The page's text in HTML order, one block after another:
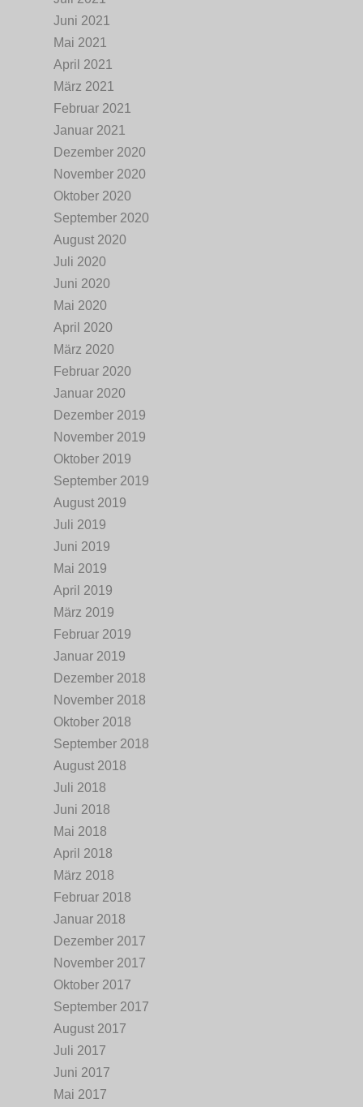
Juni 2021
Mai 2021
April 2021
März 2021
Februar 2021
Januar 2021
Dezember 2020
November 2020
Oktober 2020
September 2020
August 2020
Juli 2020
Juni 2020
Mai 2020
April 2020
März 2020
Februar 2020
Januar 2020
Dezember 2019
November 2019
Oktober 2019
September 2019
August 2019
Juli 2019
Juni 2019
Mai 2019
April 2019
März 2019
Februar 2019
Januar 2019
Dezember 2018
November 2018
Oktober 2018
September 2018
August 2018
Juli 2018
Juni 2018
Mai 2018
April 2018
März 2018
Februar 2018
Januar 2018
Dezember 2017
November 2017
Oktober 2017
September 2017
August 2017
Juli 2017
Juni 2017
Mai 2017